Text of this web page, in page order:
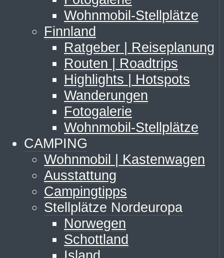
Wohnmobil-Stellplätze
Finnland
Ratgeber | Reiseplanung
Routen | Roadtrips
Highlights | Hotspots
Wanderungen
Fotogalerie
Wohnmobil-Stellplätze
CAMPING
Wohnmobil | Kastenwagen
Ausstattung
Campingtipps
Stellplätze Nordeuropa
Norwegen
Schottland